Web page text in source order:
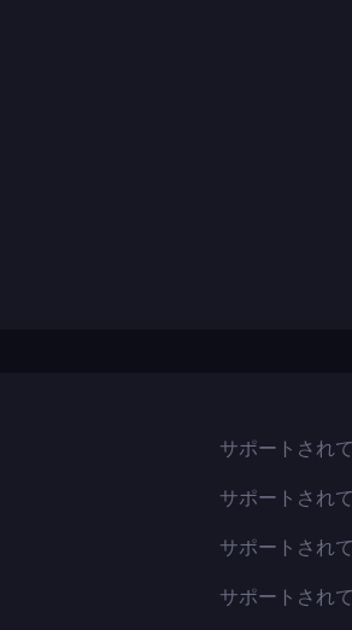
サポートされ
サポートされ
サポートされ
サポートされ